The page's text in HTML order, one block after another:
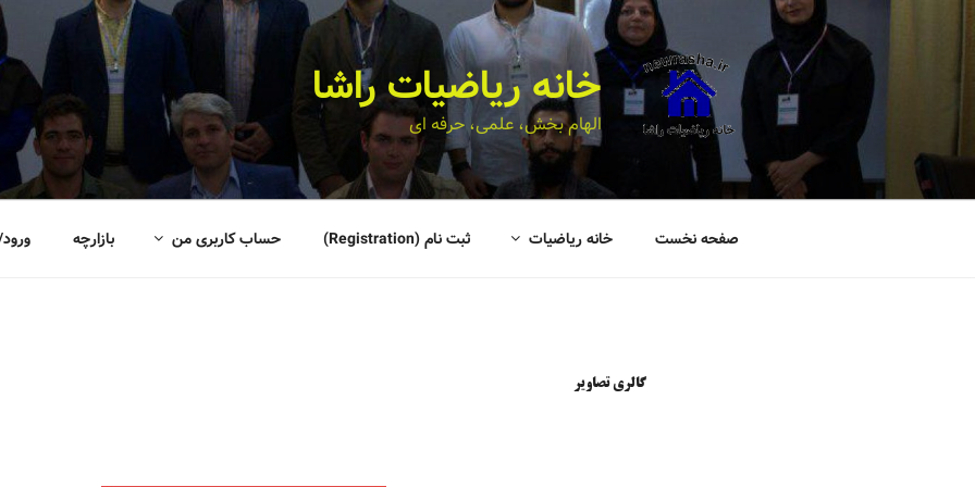
خانه ریاضیات راشا
الهام بخش، علمی، حرفه ای
صفحه نخست خانه ریاضیات ثبت نام (Registration) حساب کاربری من بازارچه
گالری تصاویر